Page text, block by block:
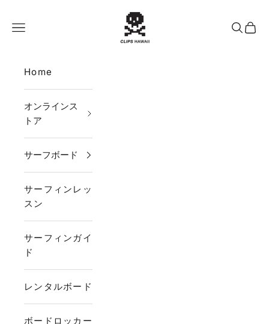
CLIPS HAWAII
メニュー
検索カー
Home
オンラインス
トア
サーフボード
サーフィンレッ
スン
サーフィンガイ
ド
レンタルボード
ボードロッカー